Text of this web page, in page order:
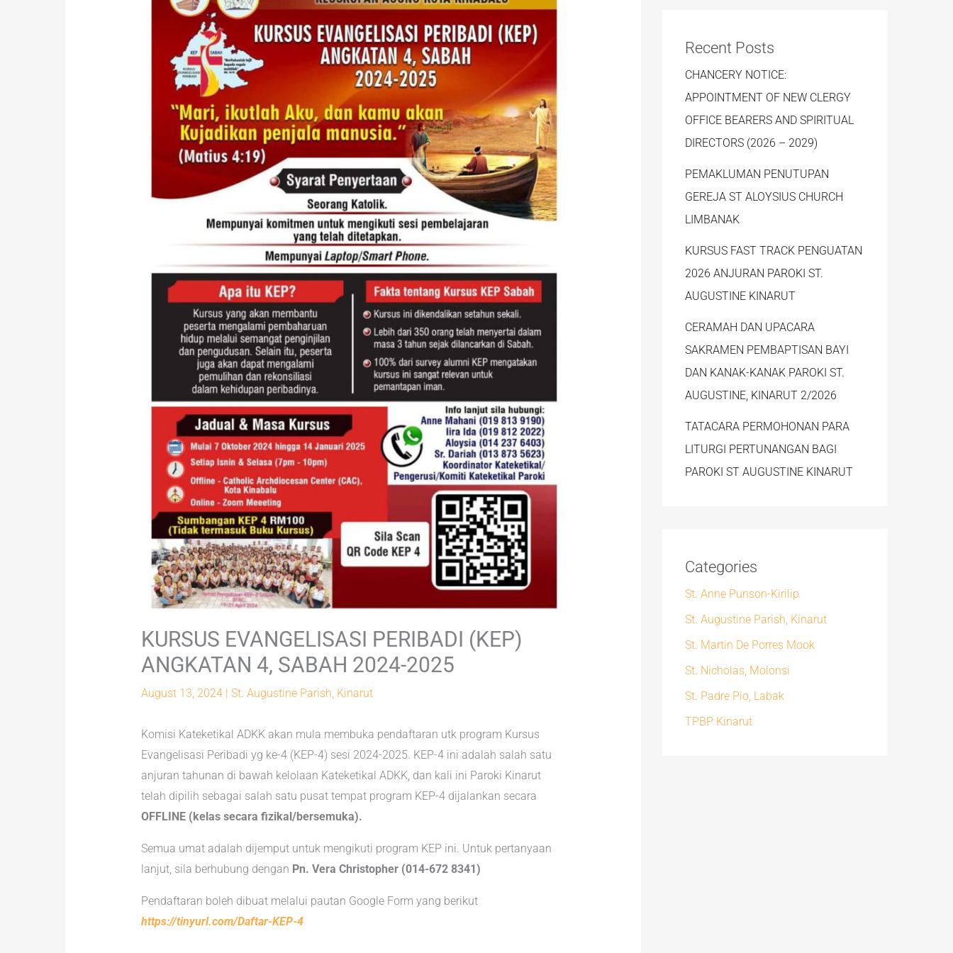
KURSUS EVANGELISASI PERIBADI (KEP)
ANGKATAN 4, SABAH 2024-2025
August 13, 2024 St. Augustine Parish, Kinarut
Komisi Kateketikal ADKK akan mula membuka pendaftaran utk program Kursus
Evangelisasi Peribadi yg ke-4 (KEP-4) sesi 2024-2025. KEP-4 ini adalah salah satu
anjuran tahunan di bawah kelolaan Kateketikal ADKK, dan kali ini Paroki Kinarut
telah dipilih sebagai salah satu pusat tempat program KEP-4 dijalankan secara
OFFLINE (kelas secara fizikal/bersemuka).
Semua umat adalah dijemput untuk mengikuti program KEP ini. Untuk pertanyaan
lanjut, sila berhubung dengan Pn. Vera Christopher (014-672 8341)
Pendaftaran boleh dibuat melalui pautan Google Form yang berikut
https://tinyurl.com/Daftar-KEP-4
Recent Posts
CHANCERY NOTICE:
APPOINTMENT OF NEW CLERGY
OFFICE BEARERS AND SPIRITUAL
DIRECTORS (2026 – 2029)
PEMAKLUMAN PENUTUPAN
GEREJA ST ALOYSIUS CHURCH
LIMBANAK
KURSUS FAST TRACK PENGUATAN
2026 ANJURAN PAROKI ST.
AUGUSTINE KINARUT
CERAMAH DAN UPACARA
SAKRAMEN PEMBAPTISAN BAYI
DAN KANAK-KANAK PAROKI ST.
AUGUSTINE, KINARUT 2/2026
TATACARA PERMOHONAN PARA
LITURGI PERTUNANGAN BAGI
PAROKI ST AUGUSTINE KINARUT
Categories
St. Anne Punson-Kirilip
St. Augustine Parish, Kinarut
St. Martin De Porres Mook
St. Nicholas, Molonsi
St. Padre Pio, Labak
TPBP Kinarut